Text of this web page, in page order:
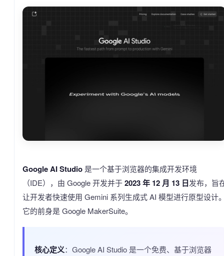
Google AI Studio是一个基于浏览器的集成开发环境
（IDE），由 Google 开发并于2023 年 12 月 13 日发布，旨
让开发者快速使用 Gemini 系列生成式 AI 模型进行原型设计
它的前身是 Google MakerSuite。
核心定义：Google AI Studio 是一个免费、基于浏览器